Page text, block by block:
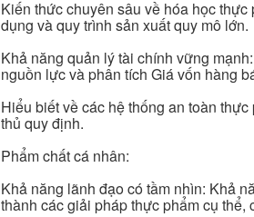
Kiến thức chuyên sâu về hóa học
dụng và quy trình sản xuất quy mô lớn.
Khả năng quản lý tài chính vững
nguồn lực và phân tích Giá vốn hàng
Hiểu biết về các hệ thống an toàn
thủ quy định.
Phẩm chất cá nhân:
Khả năng lãnh đạo có tầm nhìn: Khả
thành các giải pháp thực phẩm cụ thể,